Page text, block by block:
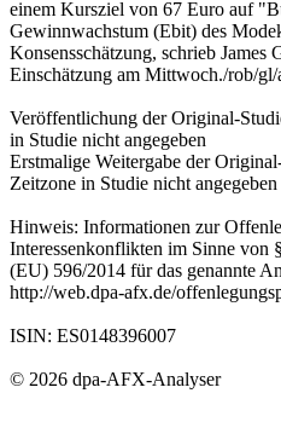
einem Kursziel von 67 Euro auf
Gewinnwachstum (Ebit) des
Konsensschätzung, schrieb James
Einschätzung am Mittwoch./rob/gl/
Veröffentlichung der Original-
in Studie nicht angegeben
Erstmalige Weitergabe der
Zeitzone in Studie nicht angegeben
Hinweis: Informationen zur
Interessenkonflikten im Sinne
(EU) 596/2014 für das genannte
http://web.dpa-afx.de/
ISIN: ES0148396007
© 2026 dpa-AFX-Analyser